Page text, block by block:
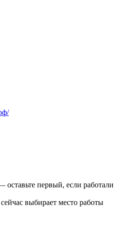
оставьте первый, если работали
выбирает место работы